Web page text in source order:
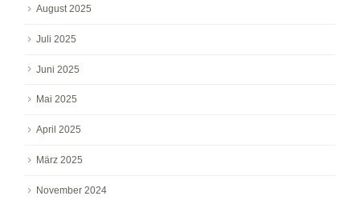
August 2025
Juli 2025
Juni 2025
Mai 2025
April 2025
März 2025
November 2024